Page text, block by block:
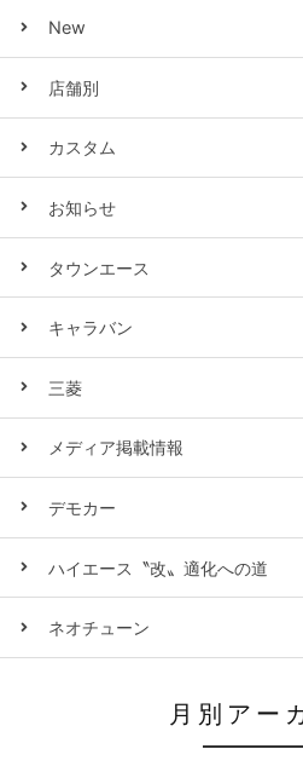
New
店舗別
カスタム
お知らせ
タウンエース
キャラバン
三菱
メディア掲載情報
デモカー
ハイエース〝改〟適化への道
ネオチューン
月別アー